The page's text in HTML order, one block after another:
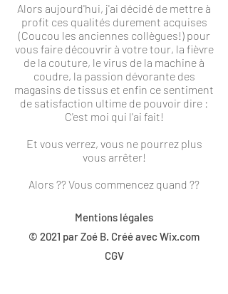
Alors aujourd'hui, j'ai décidé de mettre à
profit ces qualités durement acquises
(Coucou les anciennes collègues!) pour
vous faire découvrir à votre tour, la fièvre
de la couture, le virus de la machine à
coudre, la passion dévorante des
magasins de tissus et enfin ce sentiment
de satisfaction ultime de pouvoir dire :
C'est moi qui l'ai fait!
Et vous verrez, vous ne pourrez plus
vous arrêter!
Alors ?? Vous commencez quand ??
Mentions légales
© 2021 par Zoé B. Créé avecWix.com
CGV